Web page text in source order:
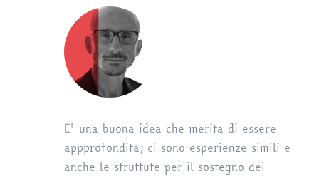
E' una buona idea che merita di essere
appprofondita; ci sono esperienze simili e
anche le struttute per il sostegno dei